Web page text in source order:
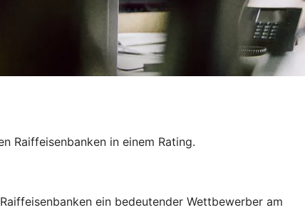
Raiffeisenbanken in einem Rating.
ein bedeutender Wettbewerber am